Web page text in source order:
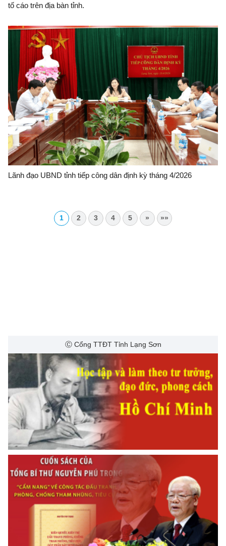
tố cáo trên địa bàn tỉnh.
Lãnh đạo UBND tỉnh tiếp công dân định kỳ tháng 4/2026
1 2 3 4 5 » »»
Ⓒ Cổng TTĐT Tỉnh Lạng Sơn